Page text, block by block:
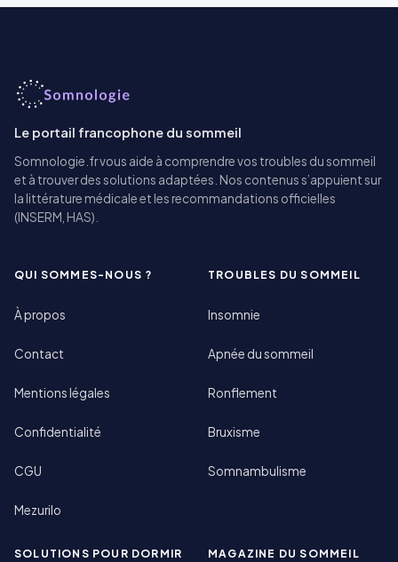
Le portail francophone du sommeil
Somnologie.fr vous aide à comprendre vos troubles du sommeil
et à trouver des solutions adaptées. Nos contenus s’appuient sur
la littérature médicale et les recommandations officielles
(INSERM, HAS).
QUI SOMMES-NOUS ?
À propos
Contact
Mentions légales
Confidentialité
CGU
Mezurilo
TROUBLES DU SOMMEIL
Insomnie
Apnée du sommeil
Ronflement
Bruxisme
Somnambulisme
SOLUTIONS POUR DORMIR MAGAZINE DU SOMMEIL